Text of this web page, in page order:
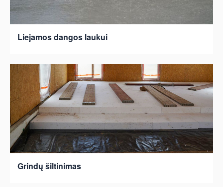
Liejamos dangos laukui
Grindų šiltinimas